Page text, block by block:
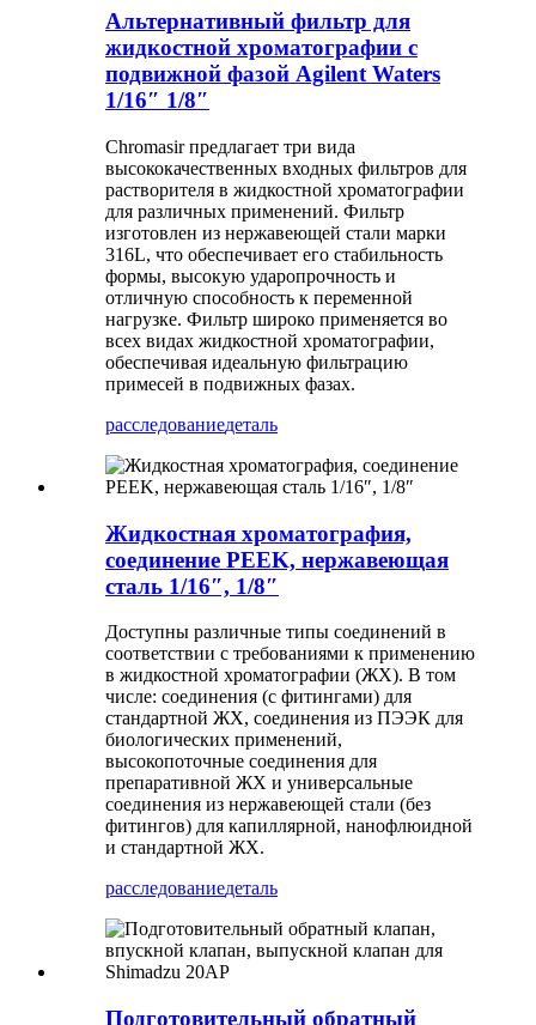
Альтернативный фильтр для
жидкостной хроматографии с
подвижной фазой Agilent Waters
1/16″ 1/8″
Chromasir предлагает три вида
высококачественных входных фильтров для
растворителя в жидкостной хроматографии
для различных применений. Фильтр
изготовлен из нержавеющей стали марки
316L, что обеспечивает его стабильность
формы, высокую ударопрочность и
отличную способность к переменной
нагрузке. Фильтр широко применяется во
всех видах жидкостной хроматографии,
обеспечивая идеальную фильтрацию
примесей в подвижных фазах.
расследованиедеталь
Жидкостная хроматография,
соединение PEEK, нержавеющая
сталь 1/16″, 1/8″
Доступны различные типы соединений в
соответствии с требованиями к применению
в жидкостной хроматографии (ЖХ). В том
числе: соединения (с фитингами) для
стандартной ЖХ, соединения из ПЭЭК для
биологических применений,
высокопоточные соединения для
препаративной ЖХ и универсальные
соединения из нержавеющей стали (без
фитингов) для капиллярной, нанофлюидной
и стандартной ЖХ.
расследованиедеталь
Подготовительный обратный